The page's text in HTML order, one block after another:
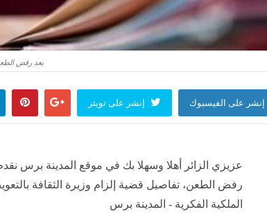
بعد رفض
إنشر على الفيسبوك إنشر على تويتر
عزيزي الزائر أهلا وسهلا بك في موقع المدينة برس
رفض الطعن، تفاصيل قضية إلزام وزيرة الثقافة
الملكية الفكرية - المدينة برس